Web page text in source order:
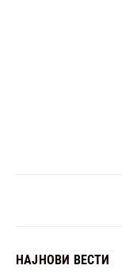
НАЈНОВИ ВЕСТИ